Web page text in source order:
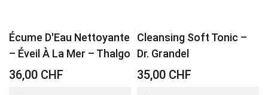
Écume D'Eau Nettoyante
– Éveil À La Mer – Thalgo
36,00 CHF
Cleansing Soft Tonic –
Dr. Grandel
35,00 CHF